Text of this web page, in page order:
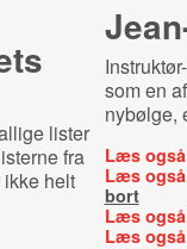
lister
fra
helt
som en
nybølge,
Læs
Læs
bort
Læs
Læs